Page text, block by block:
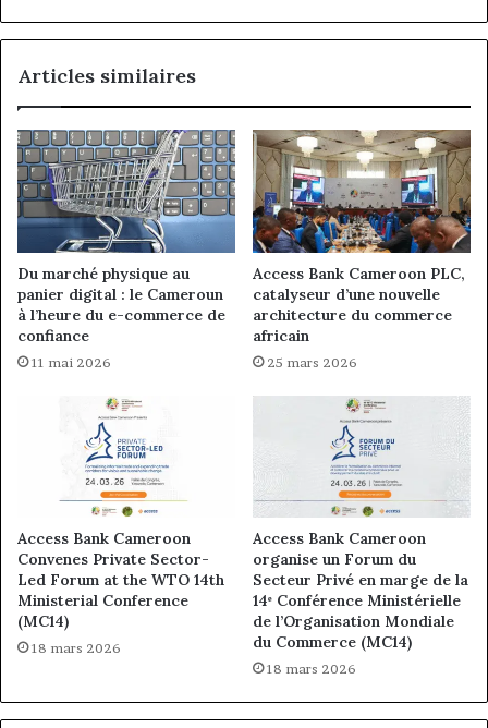
FOTSO D. NGASSA
Articles similaires
Du marché physique au
panier digital : le Cameroun
à l’heure du e-commerce de
confiance
11 mai 2026
Access Bank Cameroon PLC,
catalyseur d’une nouvelle
architecture du commerce
africain
25 mars 2026
Access Bank Cameroon
Convenes Private Sector-
Led Forum at the WTO 14th
Ministerial Conference
(MC14)
18 mars 2026
Access Bank Cameroon
organise un Forum du
Secteur Privé en marge de la
14ᵉ Conférence Ministérielle
de l’Organisation Mondiale
du Commerce (MC14)
18 mars 2026